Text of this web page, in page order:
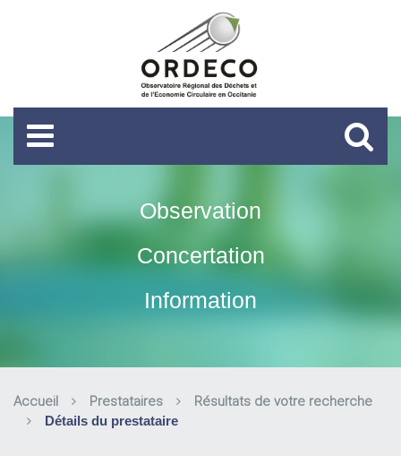
Observation
Concertation
Information
Accueil Prestataires Résultats de votre recherche
Détails du prestataire